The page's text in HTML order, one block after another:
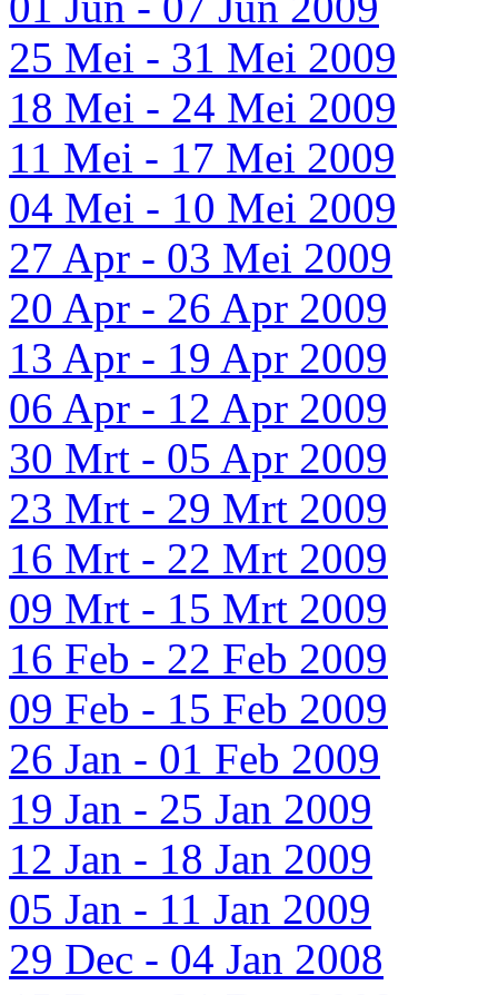
25 Mei - 31 Mei 2009
18 Mei - 24 Mei 2009
11 Mei - 17 Mei 2009
04 Mei - 10 Mei 2009
27 Apr - 03 Mei 2009
20 Apr - 26 Apr 2009
13 Apr - 19 Apr 2009
06 Apr - 12 Apr 2009
30 Mrt - 05 Apr 2009
23 Mrt - 29 Mrt 2009
16 Mrt - 22 Mrt 2009
09 Mrt - 15 Mrt 2009
16 Feb - 22 Feb 2009
09 Feb - 15 Feb 2009
26 Jan - 01 Feb 2009
19 Jan - 25 Jan 2009
12 Jan - 18 Jan 2009
05 Jan - 11 Jan 2009
29 Dec - 04 Jan 2008